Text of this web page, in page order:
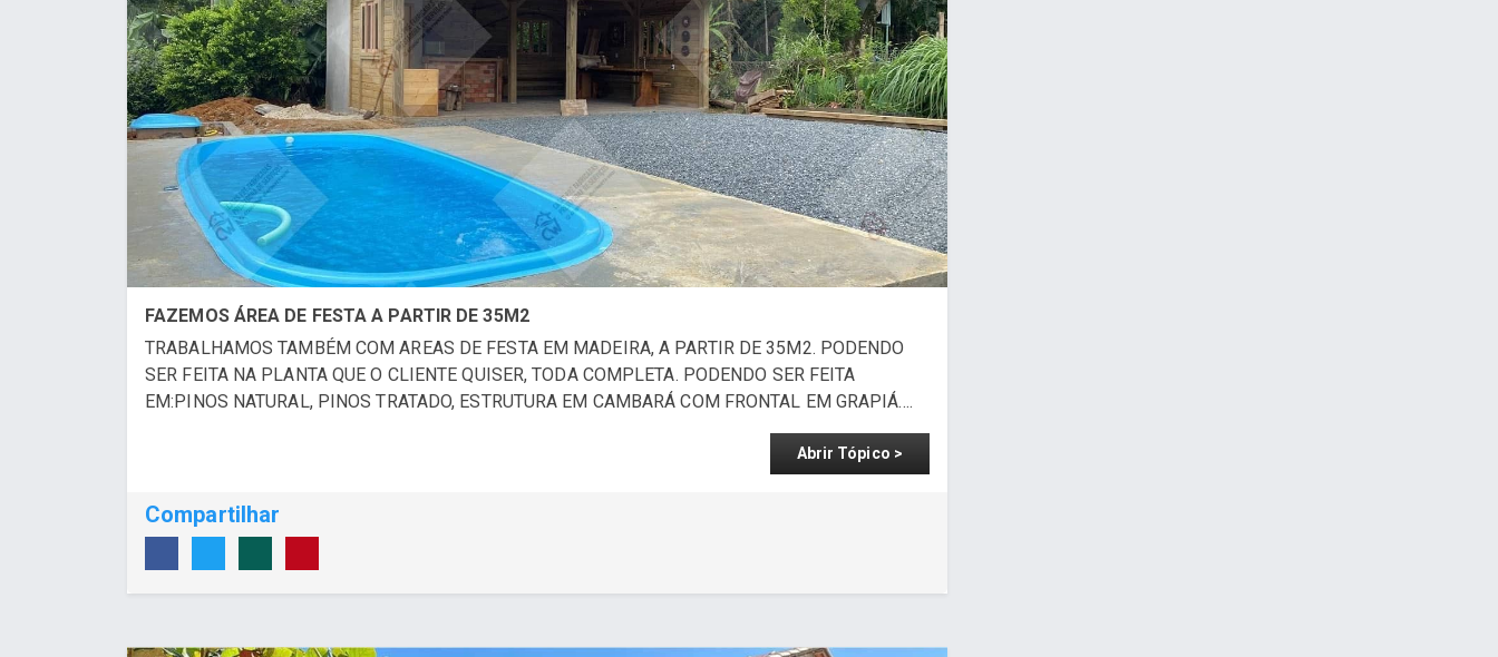
FAZEMOS ÁREA DE FESTA A PARTIR DE 35M2
TRABALHAMOS TAMBÉM COM AREAS DE FESTA EM MADEIRA, A PARTIR DE 35M2. PODENDO
SER FEITA NA PLANTA QUE O CLIENTE QUISER, TODA COMPLETA. PODENDO SER FEITA
EM:PINOS NATURAL, PINOS TRATADO, ESTRUTURA EM CAMBARÁ COM FRONTAL EM GRAPIÁ....
Abrir Tópico >
Compartilhar